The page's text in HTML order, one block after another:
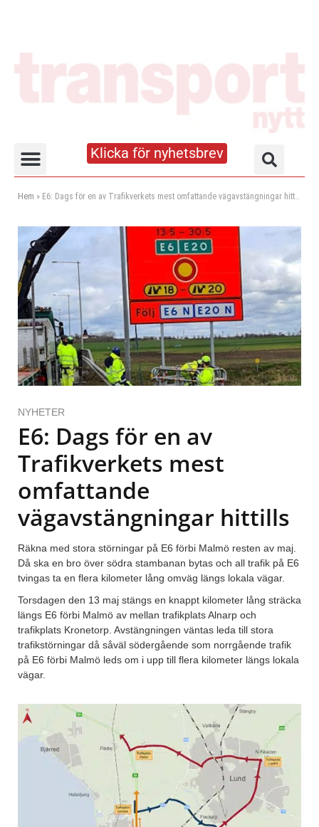
Klicka för nyhetsbrev
Hem » E6: Dags för en av Trafikverkets mest omfattande vägavstängningar hittills
NYHETER
E6: Dags för en av
Trafikverkets mest
omfattande
vägavstängningar hittills
Räkna med stora störningar på E6 förbi Malmö resten av maj.
Då ska en bro över södra stambanan bytas och all trafik på E6
tvingas ta en flera kilometer lång omväg längs lokala vägar.
Torsdagen den 13 maj stängs en knappt kilometer lång sträcka
längs E6 förbi Malmö av mellan trafikplats Alnarp och
trafikplats Kronetorp. Avstängningen väntas leda till stora
trafikstörningar då såväl södergående som norrgående trafik
på E6 förbi Malmö leds om i upp till flera kilometer längs lokala
vägar.